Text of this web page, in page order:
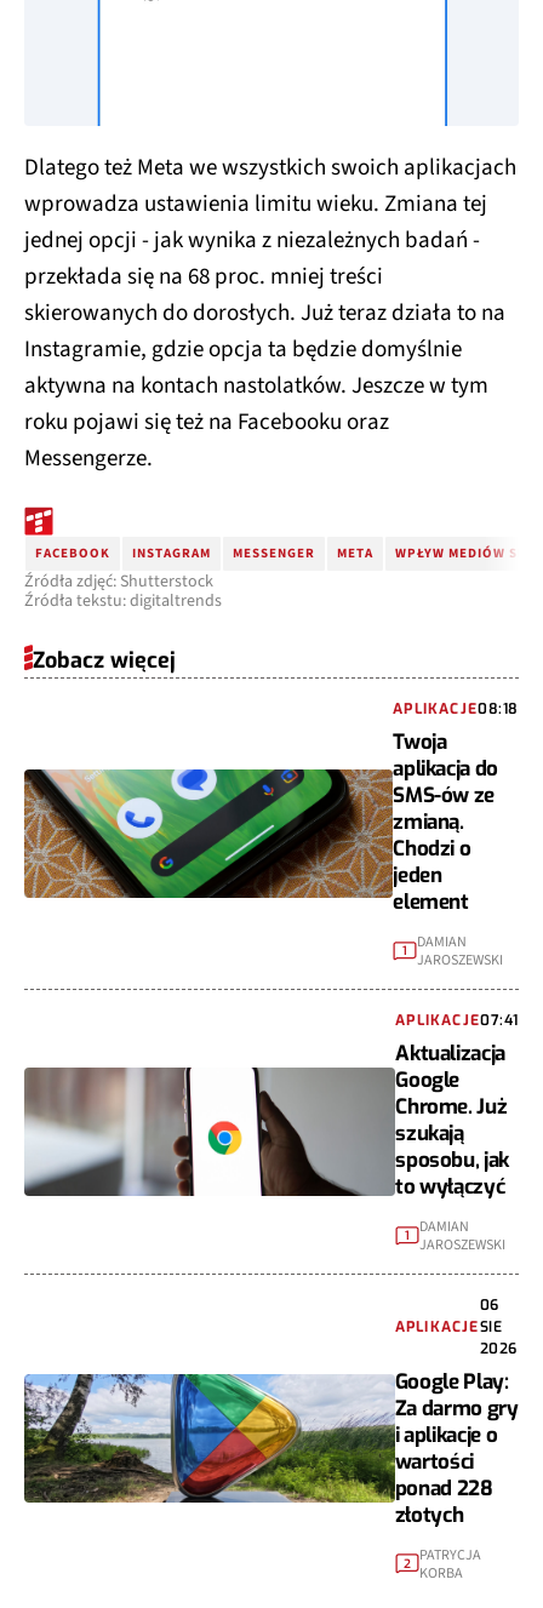
Dlatego też Meta we wszystkich swoich aplikacjach
wprowadza ustawienia limitu wieku. Zmiana tej
jednej opcji - jak wynika z niezależnych badań -
przekłada się na 68 proc. mniej treści
skierowanych do dorosłych. Już teraz działa to na
Instagramie, gdzie opcja ta będzie domyślnie
aktywna na kontach nastolatków. Jeszcze w tym
roku pojawi się też na Facebooku oraz
Messengerze.
FACEBOOK INSTAGRAM MESSENGER META WPŁYW MEDIÓW
Źródła zdjęć: Shutterstock
Źródła tekstu: digitaltrends
Zobacz więcej
APLIKACJE08:18
Twoja
aplikacja do
SMS-ów ze
zmianą.
Chodzi o
jeden
element
1
DAMIAN
JAROSZEWSKI
APLIKACJE07:41
Aktualizacja
Google
Chrome. Już
szukają
sposobu, jak
to wyłączyć
1
DAMIAN
JAROSZEWSKI
APLIKACJE
06
SIE
2026
Google Play:
Za darmo gry
i aplikacje o
wartości
ponad 228
złotych
2
PATRYCJA
KORBA